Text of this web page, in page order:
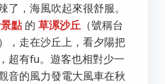
了，海風吹起來很舒服。
點的 草漯沙丘（號稱台
，走在沙丘上，看夕陽把
超有fu。遊客也相對少一
音的風力發電大風車在秋